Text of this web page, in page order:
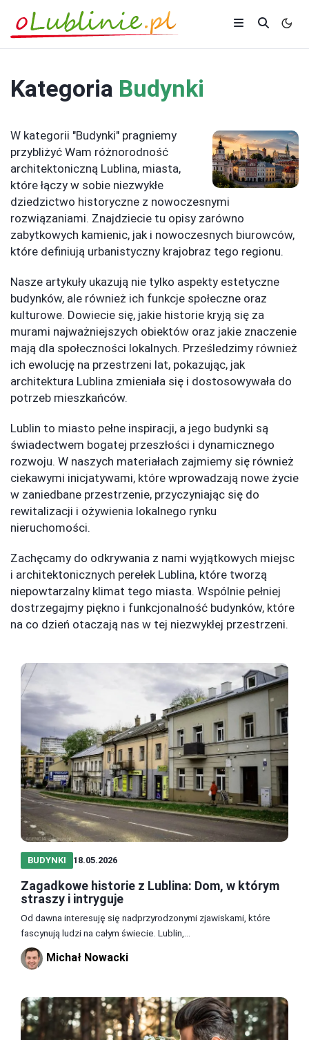
Kategoria Budynki
W kategorii "Budynki" pragniemy
przybliżyć Wam różnorodność
architektoniczną Lublina, miasta,
które łączy w sobie niezwykłe
dziedzictwo historyczne z nowoczesnymi
rozwiązaniami. Znajdziecie tu opisy zarówno
zabytkowych kamienic, jak i nowoczesnych biurowców,
które definiują urbanistyczny krajobraz tego regionu.
Nasze artykuły ukazują nie tylko aspekty estetyczne
budynków, ale również ich funkcje społeczne oraz
kulturowe. Dowiecie się, jakie historie kryją się za
murami najważniejszych obiektów oraz jakie znaczenie
mają dla społeczności lokalnych. Prześledzimy również
ich ewolucję na przestrzeni lat, pokazując, jak
architektura Lublina zmieniała się i dostosowywała do
potrzeb mieszkańców.
Lublin to miasto pełne inspiracji, a jego budynki są
świadectwem bogatej przeszłości i dynamicznego
rozwoju. W naszych materiałach zajmiemy się również
ciekawymi inicjatywami, które wprowadzają nowe życie
w zaniedbane przestrzenie, przyczyniając się do
rewitalizacji i ożywienia lokalnego rynku
nieruchomości.
Zachęcamy do odkrywania z nami wyjątkowych miejsc
i architektonicznych perełek Lublina, które tworzą
niepowtarzalny klimat tego miasta. Wspólnie pełniej
dostrzegajmy piękno i funkcjonalność budynków, które
na co dzień otaczają nas w tej niezwykłej przestrzeni.
BUDYNKI 18.05.2026
Zagadkowe historie z Lublina: Dom, w którym
straszy i intryguje
Od dawna interesuję się nadprzyrodzonymi zjawiskami, które
fascynują ludzi na całym świecie. Lublin,...
Michał Nowacki